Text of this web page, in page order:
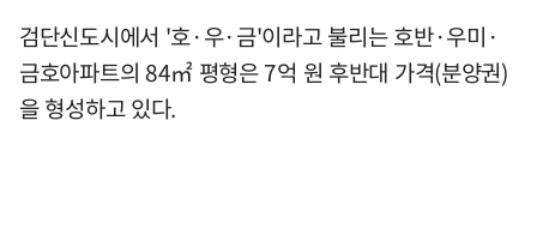
검단신도시에서 '호·우·금'이라고 불리는 호반·우미·
금호아파트의 84㎡ 평형은 7억 원 후반대 가격(분양권)
을 형성하고 있다.